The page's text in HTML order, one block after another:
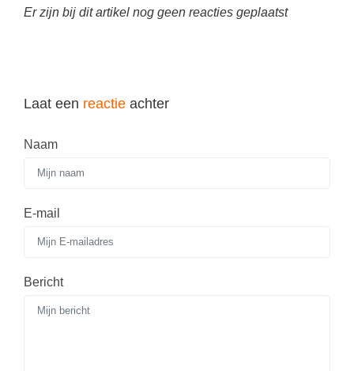
Er zijn bij dit artikel nog geen reacties geplaatst
Laat een reactie achter
Naam
E-mail
Bericht